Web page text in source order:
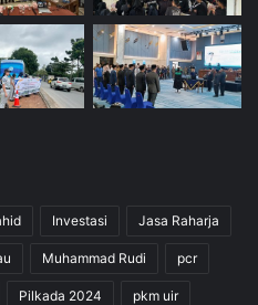
Investasi Jasa Raharja
Muhammad Rudi pcr
Pilkada 2024 pkm uir